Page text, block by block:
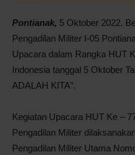
Pontianak, 5 Oktober 2022.
Pengadilan Militer I-05
Upacara dalam Rangka HUT
Indonesia tanggal 5 Oktober
ADALAH KITA”.
Kegiatan Upacara HUT Ke –
Pengadilan Militer
Pengadilan Militer Utama